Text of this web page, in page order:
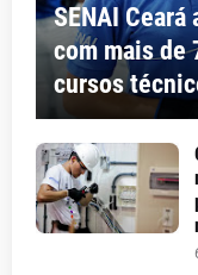
SENAI
com mais de
cursos